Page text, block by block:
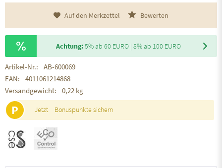
Auf den Merkzettel Bewerten
Achtung:5% ab 60 EURO | 8% ab 100 EURO
Artikel-Nr.:
AB-600069
EAN:
4011061214868
Versandgewicht:
0,22 kg
P Jetzt Bonuspunkte sichern